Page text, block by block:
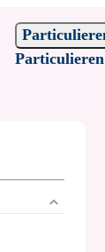
Particulieren